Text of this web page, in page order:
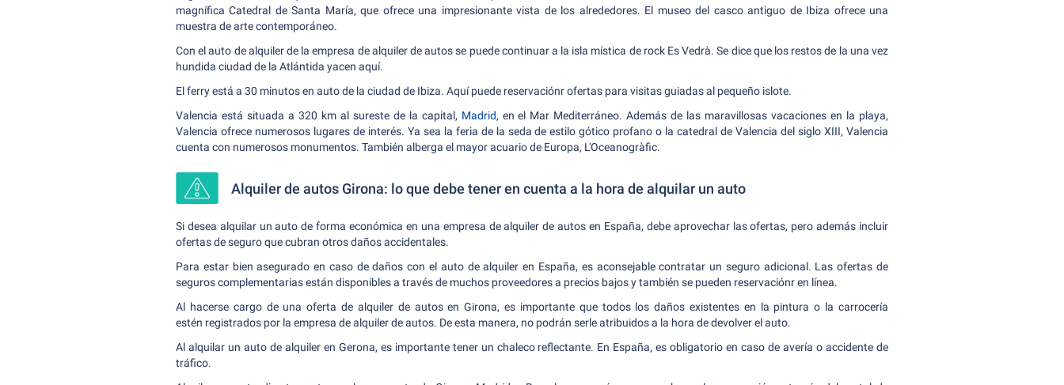
magnífica Catedral de Santa María, que ofrece una impresionante vista de los alrededores. El museo del casco antiguo de Ibiza ofrece una
muestra de arte contemporáneo.
Con el auto de alquiler de la empresa de alquiler de autos se puede continuar a la isla mística de rock Es Vedrà. Se dice que los restos de la una vez
hundida ciudad de la Atlántida yacen aquí.
El ferry está a 30 minutos en auto de la ciudad de Ibiza. Aquí puede reservaciónr ofertas para visitas guiadas al pequeño islote.
Valencia está situada a 320 km al sureste de la capital, Madrid, en el Mar Mediterráneo. Además de las maravillosas vacaciones en la playa,
Valencia ofrece numerosos lugares de interés. Ya sea la feria de la seda de estilo gótico profano o la catedral de Valencia del siglo XIII, Valencia
cuenta con numerosos monumentos. También alberga el mayor acuario de Europa, L'Oceanogràfic.
Alquiler de autos Girona: lo que debe tener en cuenta a la hora de alquilar un auto
Si desea alquilar un auto de forma económica en una empresa de alquiler de autos en España, debe aprovechar las ofertas, pero además incluir
ofertas de seguro que cubran otros daños accidentales.
Para estar bien asegurado en caso de daños con el auto de alquiler en España, es aconsejable contratar un seguro adicional. Las ofertas de
seguros complementarias están disponibles a través de muchos proveedores a precios bajos y también se pueden reservaciónr en línea.
Al hacerse cargo de una oferta de alquiler de autos en Girona, es importante que todos los daños existentes en la pintura o la carrocería
estén registrados por la empresa de alquiler de autos. De esta manera, no podrán serle atribuidos a la hora de devolver el auto.
Al alquilar un auto de alquiler en Gerona, es importante tener un chaleco reflectante. En España, es obligatorio en caso de avería o accidente de
tráfico.